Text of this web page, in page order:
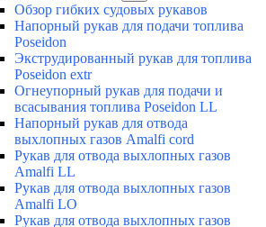
Обзор гибких судовых рукавов
Напорный рукав для подачи топлива
Poseidon
Экструдированный рукав для топлива
Poseidon extr
Огнеупорный рукав для подачи и
всасывания топлива Poseidon LL
Напорный рукав для отвода
выхлопных газов Amalfi cord
Рукав для отвода выхлопных газов
Amalfi LL
Рукав для отвода выхлопных газов
Amalfi LO
Рукав для отвода выхлопных газов